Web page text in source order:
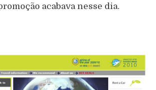
acabava nesse dia.